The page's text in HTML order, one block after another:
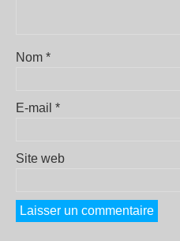
Nom *
E-mail *
Site web